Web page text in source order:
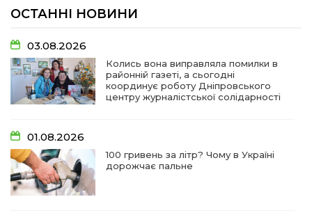
ОСТАННІ НОВИНИ
03.08.2026
Колись вона виправляла помилки в
районній газеті, а сьогодні
координує роботу Дніпровського
центру журналістської солідарності
01.08.2026
100 гривень за літр? Чому в Україні
дорожчає пальне